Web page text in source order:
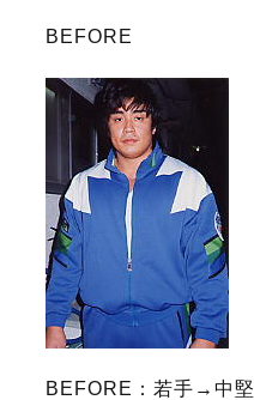
BEFORE
BEFORE：若手→中堅